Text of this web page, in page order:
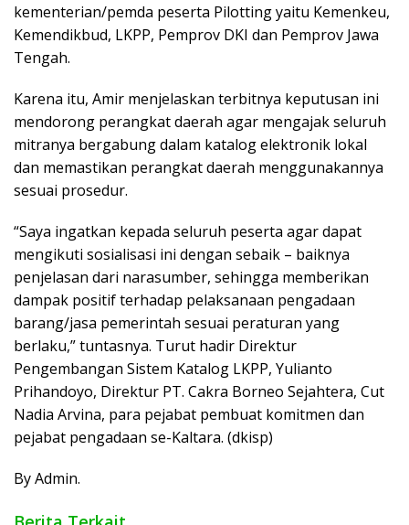
kementerian/pemda peserta Pilotting yaitu Kemenkeu,
Kemendikbud, LKPP, Pemprov DKI dan Pemprov Jawa
Tengah.
Karena itu, Amir menjelaskan terbitnya keputusan ini
mendorong perangkat daerah agar mengajak seluruh
mitranya bergabung dalam katalog elektronik lokal
dan memastikan perangkat daerah menggunakannya
sesuai prosedur.
“Saya ingatkan kepada seluruh peserta agar dapat
mengikuti sosialisasi ini dengan sebaik – baiknya
penjelasan dari narasumber, sehingga memberikan
dampak positif terhadap pelaksanaan pengadaan
barang/jasa pemerintah sesuai peraturan yang
berlaku,” tuntasnya. Turut hadir Direktur
Pengembangan Sistem Katalog LKPP, Yulianto
Prihandoyo, Direktur PT. Cakra Borneo Sejahtera, Cut
Nadia Arvina, para pejabat pembuat komitmen dan
pejabat pengadaan se-Kaltara. (dkisp)
By Admin.